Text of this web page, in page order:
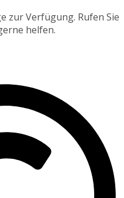
zur Verfügung. Rufen Sie
helfen.